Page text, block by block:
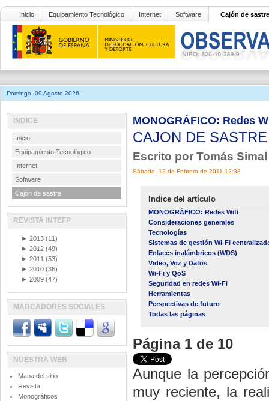
Inicio Equipamiento Tecnológico Internet Software Cajón de sastre
Domingo, 09 Agosto 2026
MONOGRÁFICO: Redes
CAJON DE
Escrito por Tomás
Sábado, 12 de Febrero de 2011 12:38
Indice del artículo
MONOGRÁFICO: Redes Wifi
Consideraciones generales
Tecnologías
Sistemas de gestión Wi-Fi
Enlaces inalámbricos (WDS)
Video, Voz y Datos
Wi-Fi y QoS
Seguridad en redes Wi-Fi
Herramientas
Perspectivas de futuro
Todas las páginas
Página 1 de 10
Aunque la
muy reciente, la
ÍNDICE
Inicio
Equipamiento Tecnológico
Internet
Software
Cajón de sastre
REVISTA INTEFP
► 2013 (11)
► 2012 (49)
► 2011 (53)
► 2010 (36)
► 2009 (47)
MARCADORES SOCIALES
NUESTRA WEB
Mapa del sitio
Revista
Monográficos